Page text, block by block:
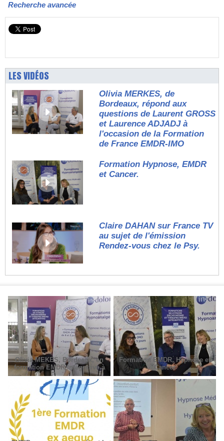
Recherche avancée
LES VIDÉOS
Olivia MERKES, de
Bordeaux, répond aux
questions de Laurent GROSS
et Laurence ADJADJ à
l'occasion de la Formation
de France EMDR-IMO
Formation Hypnose, EMDR
et Cancer.
Claire DAHAN sur France TV
au sujet de l'émission
Rendez-vous chez le Psy.
Olivia MEKES, Bordeaux, en
formation EMDR Intégrative à
Paris
Formation EMDR, Hypnose et
Cancer